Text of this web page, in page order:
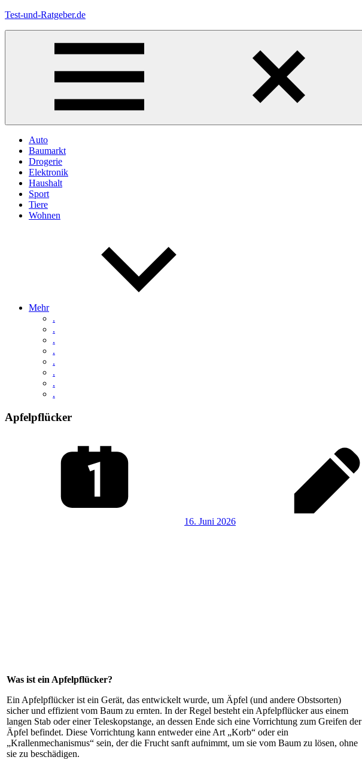
Zum
Test-und-Ratgeber.de
Menü
Auto
Baumarkt
Drogerie
Elektronik
Haushalt
Sport
Tiere
Wohnen
Mehr
.
.
.
.
.
.
.
.
Apfelpflücker
16. Juni 2026
Was ist ein Apfelpflücker?
Ein Apfelpflücker ist ein Gerät, das entwickelt wurde, um Äpfel (und andere Obstsorten)
sicher und effizient vom Baum zu ernten. In der Regel besteht ein Apfelpflücker aus einem
langen Stab oder einer Teleskopstange, an dessen Ende sich eine Vorrichtung zum Greifen der
Äpfel befindet. Diese Vorrichtung kann entweder eine Art „Korb“ oder ein
„Krallenmechanismus“ sein, der die Frucht sanft aufnimmt, um sie vom Baum zu lösen, ohne
sie zu beschädigen.